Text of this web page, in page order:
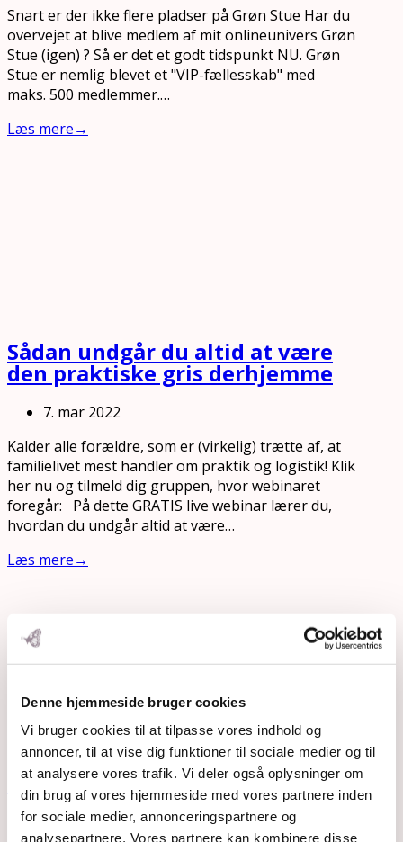
Denne hjemmeside bruger cookies
Vi bruger cookies til at tilpasse vores indhold og
annoncer, til at vise dig funktioner til sociale medier og til
at analysere vores trafik. Vi deler også oplysninger om
din brug af vores hjemmeside med vores partnere inden
for sociale medier, annonceringspartnere og
analysepartnere. Vores partnere kan kombinere disse
Snart er der ikke flere pladser på Grøn Stue Har du
overvejet at blive medlem af mit onlineunivers Grøn
Stue (igen) ? Så er det et godt tidspunkt NU. Grøn
Stue er nemlig blevet et "VIP-fællesskab" med
maks. 500 medlemmer.…
Læs mere→
Sådan undgår du altid at være
den praktiske gris derhjemme
7. mar 2022
Kalder alle forældre, som er (virkelig) trætte af, at
familielivet mest handler om praktik og logistik! Klik
her nu og tilmeld dig gruppen, hvor webinaret
foregår: På dette GRATIS live webinar lærer du,
hvordan du undgår altid at være…
Læs mere→
Rar december uden stress
3. dec 2021